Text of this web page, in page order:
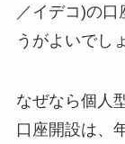
／イデコ)の
うがよいでし
なぜなら個人
口座開設は、